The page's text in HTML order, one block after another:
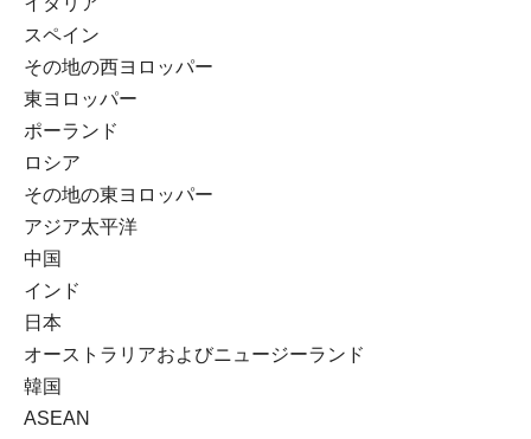
スペイン
その地の西ヨロッパー
東ヨロッパー
ポーランド
ロシア
その地の東ヨロッパー
アジア太平洋
中国
インド
日本
オーストラリアおよびニュージーランド
韓国
ASEAN